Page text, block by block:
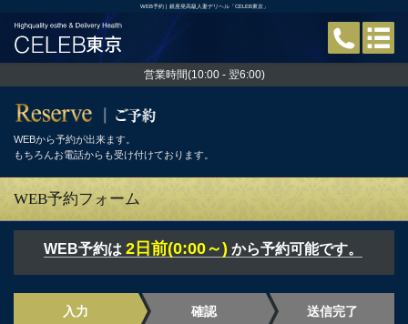
WEB予約 | 銀座発高級人妻デリヘル「CELEB東京」
営業時間(10:00 - 翌6:00)
WEBから予約が出来ます。
もちろんお電話からも受け付けております。
WEB予約フォーム
WEB予約は 2日前(0:00～) から予約可能です。
入力 確認 送信完了